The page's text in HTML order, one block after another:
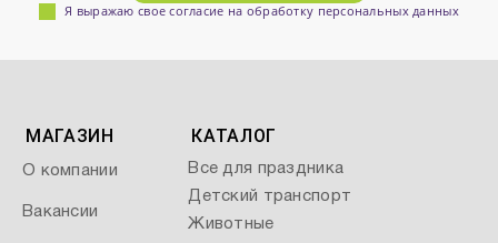
Я выражаю свое согласие на обработку персональных данных
МАГАЗИН
О компании
Вакансии
КАТАЛОГ
Все для праздника
Детский транспорт
Животные